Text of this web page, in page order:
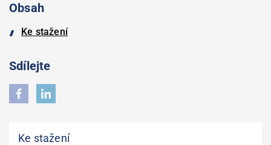
Ke stažení
Obsah
Ke stažení
Sdílejte